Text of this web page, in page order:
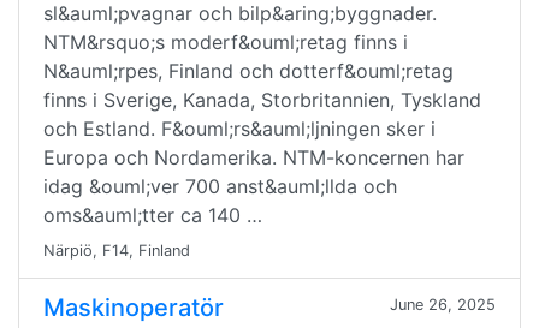
sl&auml;pvagnar och bilp&aring;byggnader.
NTM&rsquo;s moderf&ouml;retag finns i
N&auml;rpes, Finland och dotterf&ouml;retag
finns i Sverige, Kanada, Storbritannien, Tyskland
och Estland. F&ouml;rs&auml;ljningen sker i
Europa och Nordamerika. NTM-koncernen har
idag &ouml;ver 700 anst&auml;llda och
oms&auml;tter ca 140 …
Närpiö, F14, Finland
Maskinoperatör June 26, 2025